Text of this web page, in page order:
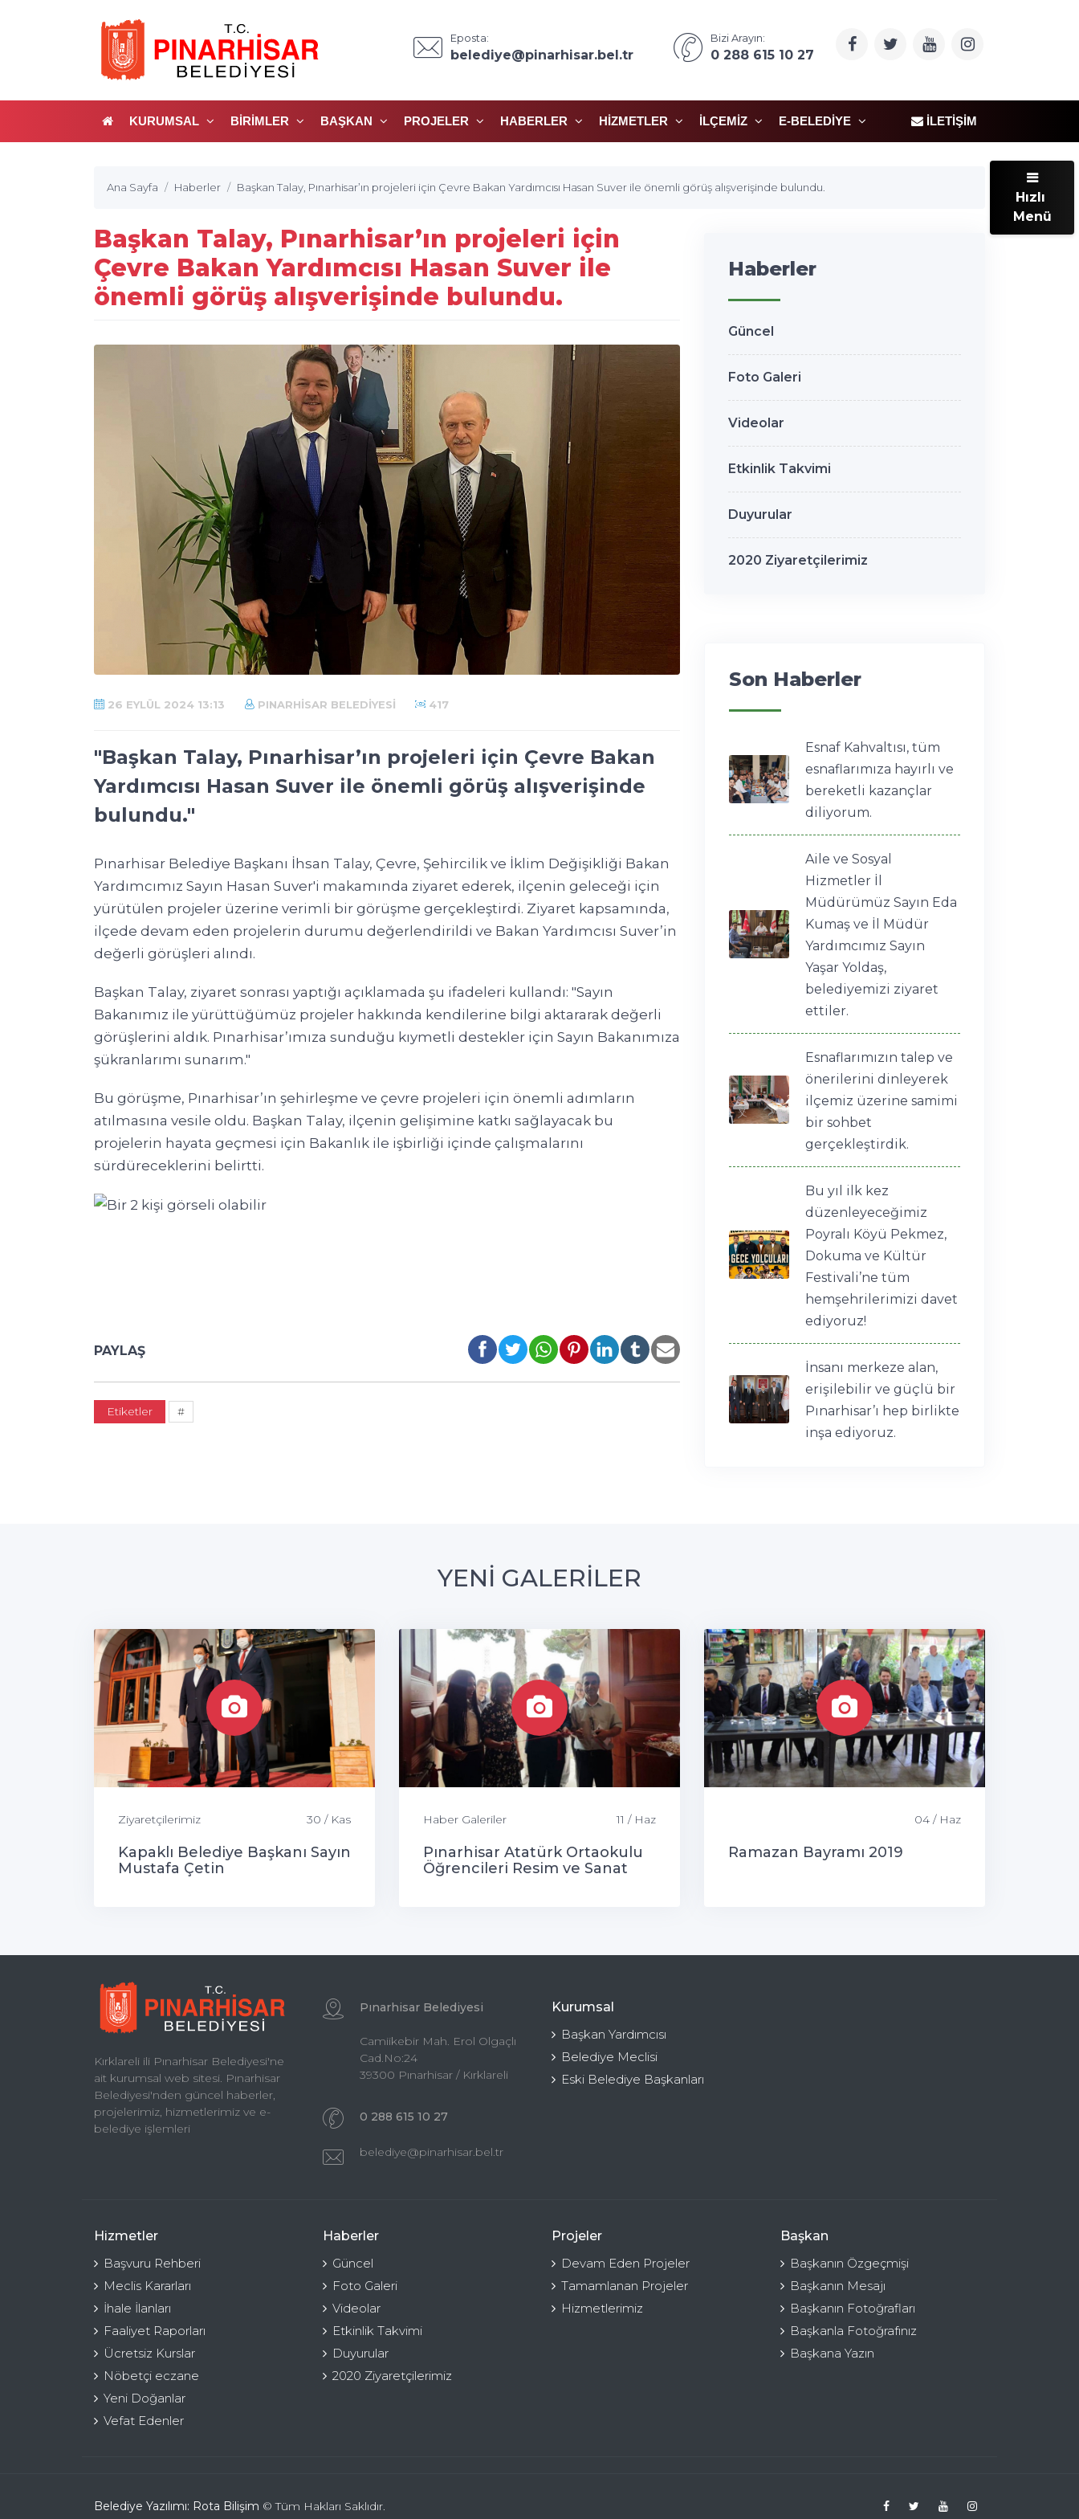
Eposta:
belediye@pinarhisar.bel.tr
Bizi Arayın:
0 288 615 10 27
KURUMSAL BİRİMLER BAŞKAN PROJELER HABERLER HIZMETLER İLÇEMIZ E-BELEDIYE İLETIŞIM
Ana Sayfa Haberler Başkan Talay, Pınarhisar’ın projeleri için Çevre Bakan Yardımcısı Hasan Suver ile önemli görüş alışverişinde bulundu.
Başkan Talay, Pınarhisar’ın projeleri için
Çevre Bakan Yardımcısı Hasan Suver ile
önemli görüş alışverişinde bulundu.
26 EYLÜL 2024 13:13 PINARHISAR BELEDIYESI 417
"Başkan Talay, Pınarhisar’ın projeleri için Çevre Bakan
Yardımcısı Hasan Suver ile önemli görüş alışverişinde
bulundu."
Pınarhisar Belediye Başkanı İhsan Talay, Çevre, Şehircilik ve İklim Değişikliği Bakan
Yardımcımız Sayın Hasan Suver'i makamında ziyaret ederek, ilçenin geleceği için
yürütülen projeler üzerine verimli bir görüşme gerçekleştirdi. Ziyaret kapsamında,
ilçede devam eden projelerin durumu değerlendirildi ve Bakan Yardımcısı Suver’in
değerli görüşleri alındı.
Başkan Talay, ziyaret sonrası yaptığı açıklamada şu ifadeleri kullandı: "Sayın
Bakanımız ile yürüttüğümüz projeler hakkında kendilerine bilgi aktararak değerli
görüşlerini aldık. Pınarhisar’ımıza sunduğu kıymetli destekler için Sayın Bakanımıza
şükranlarımı sunarım."
Bu görüşme, Pınarhisar’ın şehirleşme ve çevre projeleri için önemli adımların
atılmasına vesile oldu. Başkan Talay, ilçenin gelişimine katkı sağlayacak bu
projelerin hayata geçmesi için Bakanlık ile işbirliği içinde çalışmalarını
sürdüreceklerini belirtti.
PAYLAŞ
Etiketler #
Haberler
Güncel
Foto Galeri
Videolar
Etkinlik Takvimi
Duyurular
2020 Ziyaretçilerimiz
Son Haberler
Esnaf Kahvaltısı, tüm
esnaflarımıza hayırlı ve
bereketli kazançlar
diliyorum.
Aile ve Sosyal
Hizmetler İl
Müdürümüz Sayın Eda
Kumaş ve İl Müdür
Yardımcımız Sayın
Yaşar Yoldaş,
belediyemizi ziyaret
ettiler.
Esnaflarımızın talep ve
önerilerini dinleyerek
ilçemiz üzerine samimi
bir sohbet
gerçekleştirdik.
Bu yıl ilk kez
düzenleyeceğimiz
Poyralı Köyü Pekmez,
Dokuma ve Kültür
Festivali’ne tüm
hemşehrilerimizi davet
ediyoruz!
İnsanı merkeze alan,
erişilebilir ve güçlü bir
Pınarhisar’ı hep birlikte
inşa ediyoruz.
YENİ GALERİLER
Ziyaretçilerimiz 30 / Kas
Kapaklı Belediye Başkanı Sayın
Mustafa Çetin
Haber Galeriler 11 / Haz
Pınarhisar Atatürk Ortaokulu
Öğrencileri Resim ve Sanat
04 / Haz
Ramazan Bayramı 2019
Kırklareli ili Pınarhisar Belediyesi'ne
ait kurumsal web sitesi. Pınarhisar
Belediyesi'nden güncel haberler,
projelerimiz, hizmetlerimiz ve e-
belediye işlemleri
Pınarhisar Belediyesi
Camiikebir Mah. Erol Olgaçlı
Cad.No:24
39300 Pınarhisar / Kırklareli
0 288 615 10 27
belediye@pinarhisar.bel.tr
Kurumsal
Başkan Yardımcısı
Belediye Meclisi
Eski Belediye Başkanları
Hizmetler
Başvuru Rehberi
Meclis Kararları
İhale İlanları
Faaliyet Raporları
Ücretsiz Kurslar
Nöbetçi eczane
Yeni Doğanlar
Vefat Edenler
Haberler
Güncel
Foto Galeri
Videolar
Etkinlik Takvimi
Duyurular
2020 Ziyaretçilerimiz
Projeler
Devam Eden Projeler
Tamamlanan Projeler
Hizmetlerimiz
Başkan
Başkanın Özgeçmişi
Başkanın Mesajı
Başkanın Fotoğrafları
Başkanla Fotoğrafınız
Başkana Yazın
Belediye Yazılımı: Rota Bilişim © Tüm Hakları Saklıdır.
Hızlı
Menü